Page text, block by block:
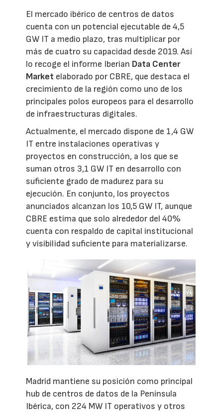
El mercado ibérico de centros de datos
cuenta con un potencial ejecutable de 4,5
GW IT a medio plazo, tras multiplicar por
más de cuatro su capacidad desde 2019. Así
lo recoge el informe Iberian Data Center
Market elaborado por CBRE, que destaca el
crecimiento de la región como uno de los
principales polos europeos para el desarrollo
de infraestructuras digitales.
Actualmente, el mercado dispone de 1,4 GW
IT entre instalaciones operativas y
proyectos en construcción, a los que se
suman otros 3,1 GW IT en desarrollo con
suficiente grado de madurez para su
ejecución. En conjunto, los proyectos
anunciados alcanzan los 10,5 GW IT, aunque
CBRE estima que solo alrededor del 40%
cuenta con respaldo de capital institucional
y visibilidad suficiente para materializarse.
Madrid mantiene su posición como principal
hub de centros de datos de la Península
Ibérica, con 224 MW IT operativos y otros